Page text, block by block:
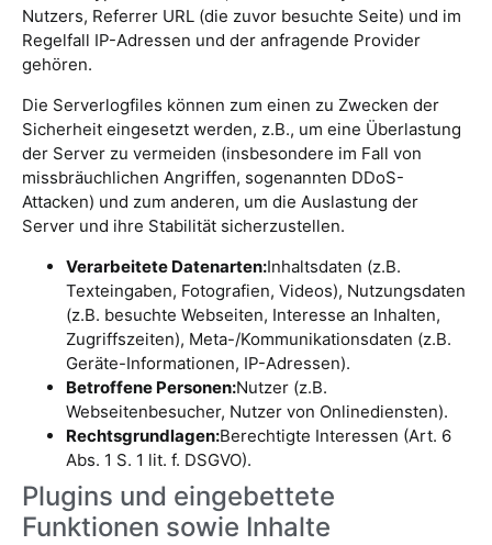
Nutzers, Referrer URL (die zuvor besuchte Seite) und im
Regelfall IP-Adressen und der anfragende Provider
gehören.
Die Serverlogfiles können zum einen zu Zwecken der
Sicherheit eingesetzt werden, z.B., um eine Überlastung
der Server zu vermeiden (insbesondere im Fall von
missbräuchlichen Angriffen, sogenannten DDoS-
Attacken) und zum anderen, um die Auslastung der
Server und ihre Stabilität sicherzustellen.
Verarbeitete Datenarten:Inhaltsdaten (z.B.
Texteingaben, Fotografien, Videos), Nutzungsdaten
(z.B. besuchte Webseiten, Interesse an Inhalten,
Zugriffszeiten), Meta-/Kommunikationsdaten (z.B.
Geräte-Informationen, IP-Adressen).
Betroffene Personen:Nutzer (z.B.
Webseitenbesucher, Nutzer von Onlinediensten).
Rechtsgrundlagen:Berechtigte Interessen (Art. 6
Abs. 1 S. 1 lit. f. DSGVO).
Plugins und eingebettete
Funktionen sowie Inhalte